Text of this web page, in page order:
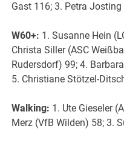
Gast 116; 3. Petra
W60+: 1. Susanne Hein
Christa Siller (ASC
Rudersdorf) 99; 4.
5. Christiane Stötzel-
Walking: 1. Ute Gieseler
Merz (VfB Wilden) 58; 3.